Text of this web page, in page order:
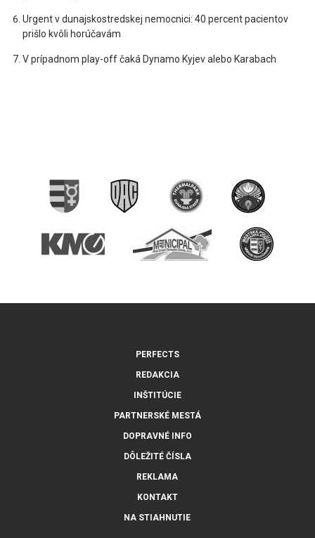
Urgent v dunajskostredskej nemocnici: 40 percent pacientov
prišlo kvôli horúčavám
V prípadnom play-off čaká Dynamo Kyjev alebo Karabach
PERFECTS
REDAKCIA
INŠTITÚCIE
PARTNERSKÉ MESTÁ
DOPRAVNÉ INFO
DÔLEŽITÉ ČÍSLA
REKLAMA
KONTAKT
NA STIAHNUTIE